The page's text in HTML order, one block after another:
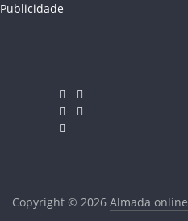
Publicidade
Copyright © 2026 Almada online